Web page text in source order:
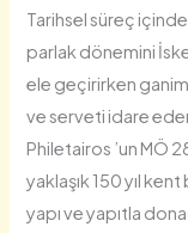
Tarihsel süreç
parlak dönemini
ele geçirirken
ve serveti idare
Philetairos ’un MÖ
yaklaşık 150 yıl
yapı ve yapıtla